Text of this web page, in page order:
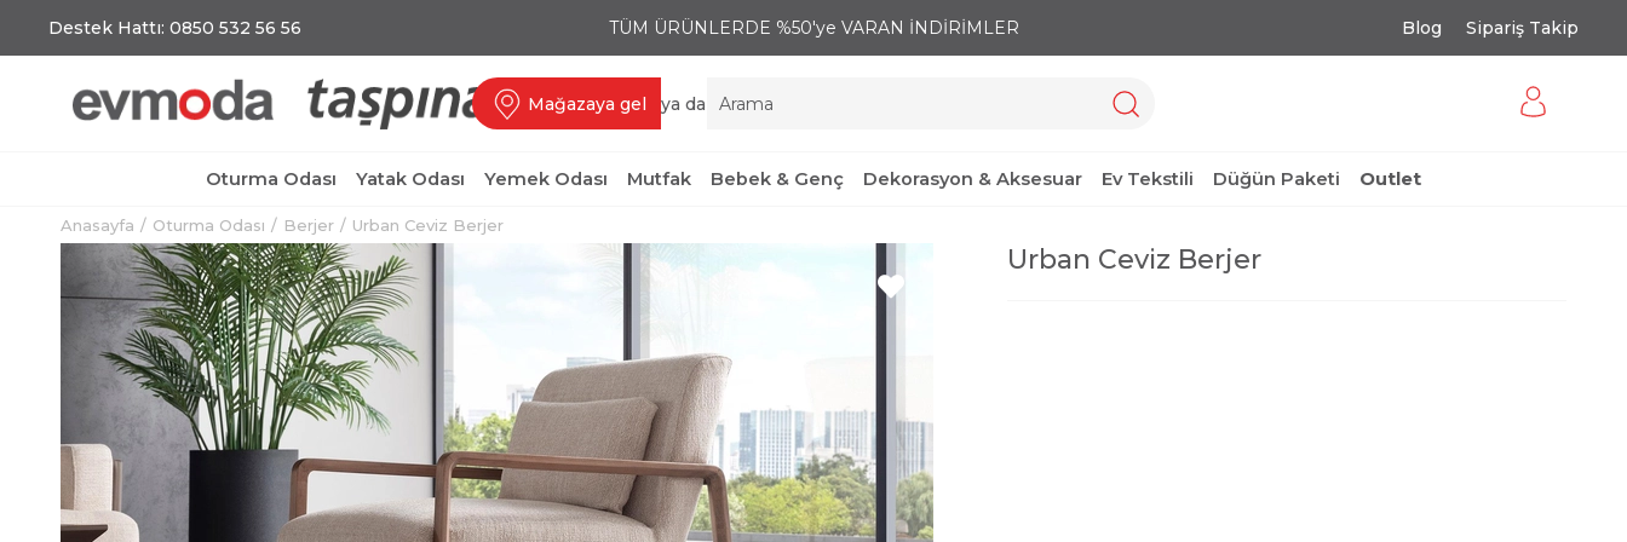
Destek Hattı: 0850 532 56 56 TÜM ÜRÜNLERDE %50'ye VARAN İNDİRİMLER Blog Sipariş Takip
Mağazaya gel ya da
Oturma Odası Yatak Odası Yemek Odası Mutfak Bebek & Genç Dekorasyon & Aksesuar Ev Tekstili Düğün Paketi Outlet
Anasayfa Oturma Odası Berjer Urban Ceviz Berjer
Urban Ceviz Berjer